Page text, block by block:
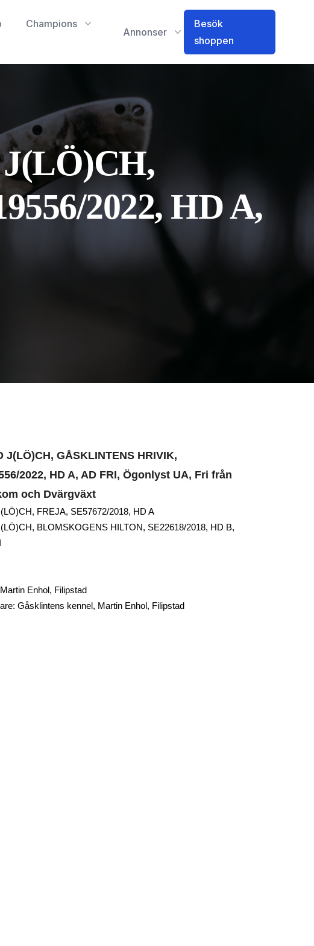
Champions
Annonser
Besök
shoppen
2022, HD A,
J(LÖ)CH, GÅSKLINTENS HRIVIK,
2022, HD A, AD FRI, Ögonlyst UA, Fri från
och Dvärgväxt
FREJA, SE57672/2018, HD A
BLOMSKOGENS HILTON, SE22618/2018, HD B,
Enhol, Filipstad
Gåsklintens kennel, Martin Enhol, Filipstad